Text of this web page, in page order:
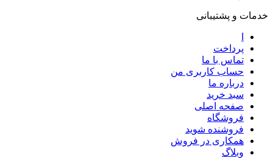
خدمات و پشتیبانی
پرداخت
تماس با ما
حساب کاربری من
درباره ما
سبد خرید
صفحه اصلی
فروشگاه
فروشنده شوید
همکاری در فروش
وبلاگ